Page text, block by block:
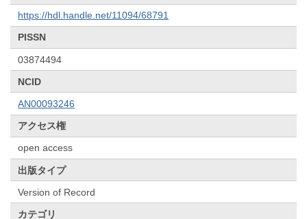
https://hdl.handle.net/11094/68791
PISSN
03874494
NCID
AN00093246
アクセス権
open access
出版タイプ
Version of Record
カテゴリ